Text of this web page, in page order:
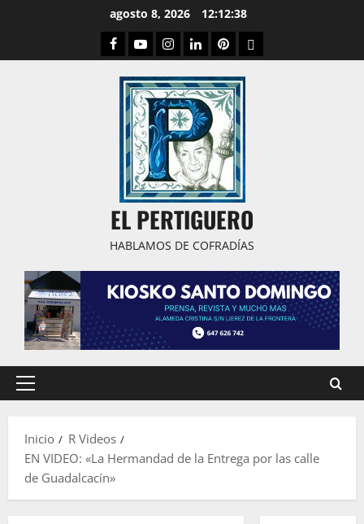
agosto 8, 2026 12:12:39
Facebook
YoutubeInstagram
LinkedPinterestDribbble
EL PERTIGUERO
HABLAMOS DE COFRADÍAS
Menú
Inicio
R Videos
EN VIDEO: «La Hermandad de la Entrega por las calle
de Guadalcacín»